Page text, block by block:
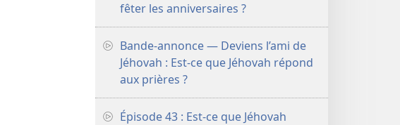
fêter les anniversaires ?
Bande-annonce — Deviens l’ami de
Jéhovah : Est-​ce que Jéhovah répond
aux prières ?
Épisode 43 : Est-​ce que Jéhovah